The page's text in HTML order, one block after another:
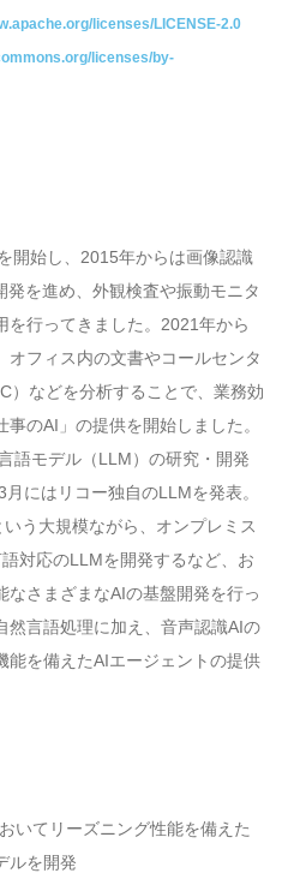
licenses/LICENSE-2.0
licenses/by-
開始し、2015年からは画像認識
を進め、外観検査や振動モニタ
を行ってきました。2021年から
オフィス内の文書やコールセンタ
）などを分析することで、業務効
のAI」の提供を開始しました。
語モデル（LLM）の研究・開発
にはリコー独自のLLMを発表。
う大規模ながら、オンプレミス
対応のLLMを開発するなど、お
さまざまなAIの基盤開発を行っ
然言語処理に加え、音声認識AIの
能を備えたAIエージェントの提供
いてリーズニング性能を備えた
ルを開発